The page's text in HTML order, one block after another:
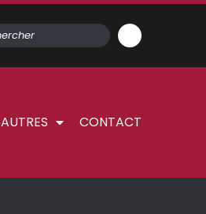
AUTRES CONTACT